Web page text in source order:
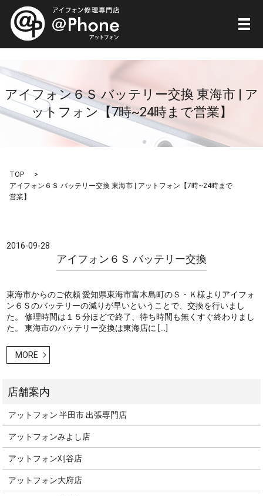
メ
アイフォン６Ｓ バッテリー交換 東海市 | ア
ットフォン【7時~24時まで営業】
TOP
アイフォン６Ｓ バッテリー交換 東海市 | アットフォン【7時~24時まで
営業】
2016-09-28
アイフォン６Ｓ バッテリー交換
東海市からのご依頼 愛知県東海市富木島町のＳ・Ｋ様よりアイフォ
ン６Ｓのバッテリーの減りが早いということで、交換を行いまし
た。 修理時間は１５分ほどで終了、待ち時間も無くすぐ終わりまし
た。 東海市のバッテリー交換は東海店に […]
MORE
アットフォン 半田市 出張専門店
アットフォンみよし店
アットフォン刈谷店
アットフォン大府店